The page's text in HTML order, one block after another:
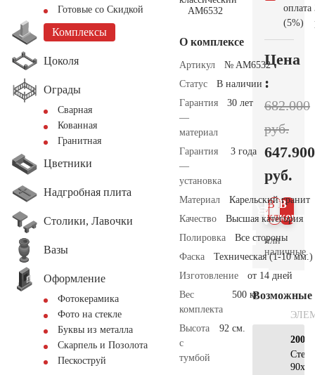
Готовые со Скидкой
Комплексы
Цоколя
Ограды
Сварная
Кованная
Гранитная
Цветники
Надгробная плита
Столики, Лавочки
Вазы
Оформление
Фотокерамика
Фото на стекле
Буквы из металла
Скарпель и Позолота
Пескоструй
О комплексе
Артикул
№ AM6532
Статус
В наличии
Гарантия
—
материал
30 лет
Гарантия
—
установка
3 года
Материал
Карельский гранит
Качество
Высшая категория
Полировка
Все стороны
Фаска
Техническая (1-10 мм.)
Изготовление
от 14 дней
Вес
комплекта
500 кг.
Высота
с
тумбой
92 см.
оплата
(5%)
Цена
:
682.000
руб.
647.900
руб.
В
В 1
клик
или
наличные.
Возможные